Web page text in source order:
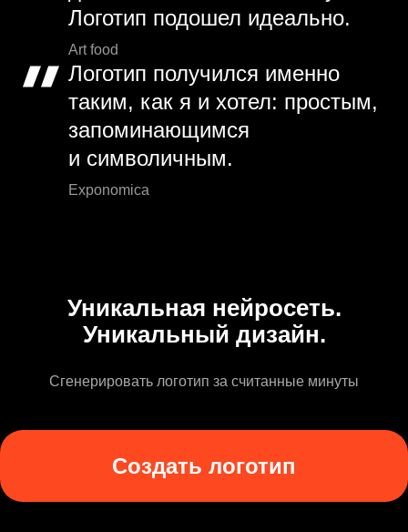
Логотип подошел идеально.
Art food
Логотип получился именно
таким, как я и хотел: простым,
запоминающимся
и символичным.
Exponomica
Уникальная нейросеть.
Уникальный дизайн.
Сгенерировать логотип за считанные минуты
Создать логотип